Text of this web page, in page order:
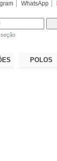
WhatsApp
POLOS